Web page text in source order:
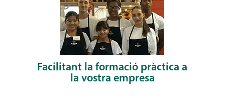
Facilitant la formació pràctica a
la vostra empresa